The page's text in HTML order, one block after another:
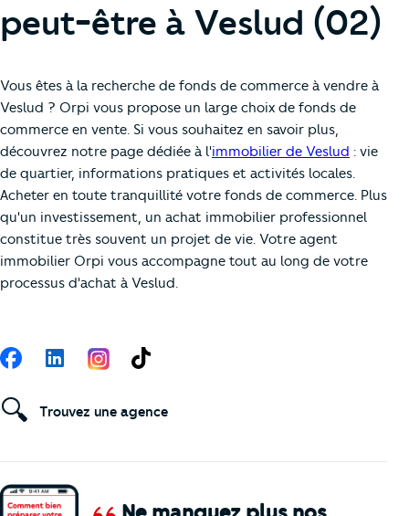
peut-être à Veslud (02)
Vous êtes à la recherche de fonds de commerce à vendre à
Veslud ? Orpi vous propose un large choix de fonds de
commerce en vente. Si vous souhaitez en savoir plus,
découvrez notre page dédiée à l'immobilier de Veslud : vie
de quartier, informations pratiques et activités locales.
Acheter en toute tranquillité votre fonds de commerce. Plus
qu'un investissement, un achat immobilier professionnel
constitue très souvent un projet de vie. Votre agent
immobilier Orpi vous accompagne tout au long de votre
processus d'achat à Veslud.
Suivez-nous
FacebookLinkedIn TikTok
🔍 Trouvez une agence